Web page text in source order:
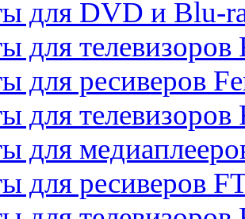
для DVD и Blu-
для телевизоров
для ресиверов
для
для
для ресиверов